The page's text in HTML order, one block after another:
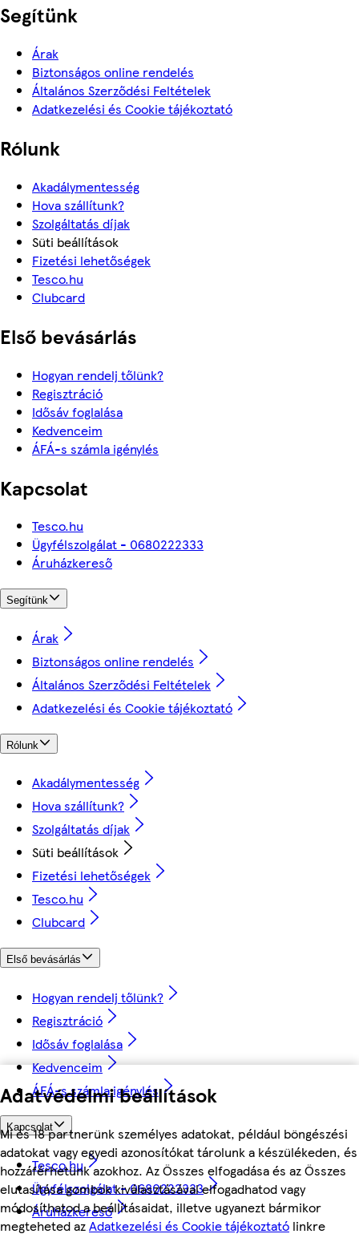
Adatvédelmi beállítások
Mi és 18 partnerünk személyes adatokat, például böngészési
adatokat vagy egyedi azonosítókat tárolunk a készülékeden, és
hozzáférhetünk azokhoz. Az Összes elfogadása és az Összes
elutasítása gombok kiválasztásával elfogadhatod vagy
módosíthatod a beállításaidat, illetve ugyanezt bármikor
megteheted azAdatkezelési és Cookie tájékoztató linkre
Segítünk
Árak
Biztonságos online rendelés
Általános Szerződési Feltételek
Adatkezelési és Cookie tájékoztató
Rólunk
Akadálymentesség
Hova szállítunk?
Szolgáltatás díjak
Süti beállítások
Fizetési lehetőségek
Tesco.hu
Clubcard
Első bevásárlás
Hogyan rendelj tőlünk?
Regisztráció
Idősáv foglalása
Kedvenceim
ÁFÁ-s számla igénylés
Kapcsolat
Tesco.hu
Ügyfélszolgálat - 0680222333
Áruházkereső
Segítünk
Árak
Biztonságos online rendelés
Általános Szerződési Feltételek
Adatkezelési és Cookie tájékoztató
Rólunk
Akadálymentesség
Hova szállítunk?
Szolgáltatás díjak
Süti beállítások
Fizetési lehetőségek
Tesco.hu
Clubcard
Első bevásárlás
Hogyan rendelj tőlünk?
Regisztráció
Idősáv foglalása
Kedvenceim
ÁFÁ-s számla igénylés
Kapcsolat
Tesco.hu
Ügyfélszolgálat - 0680222333
Áruházkereső